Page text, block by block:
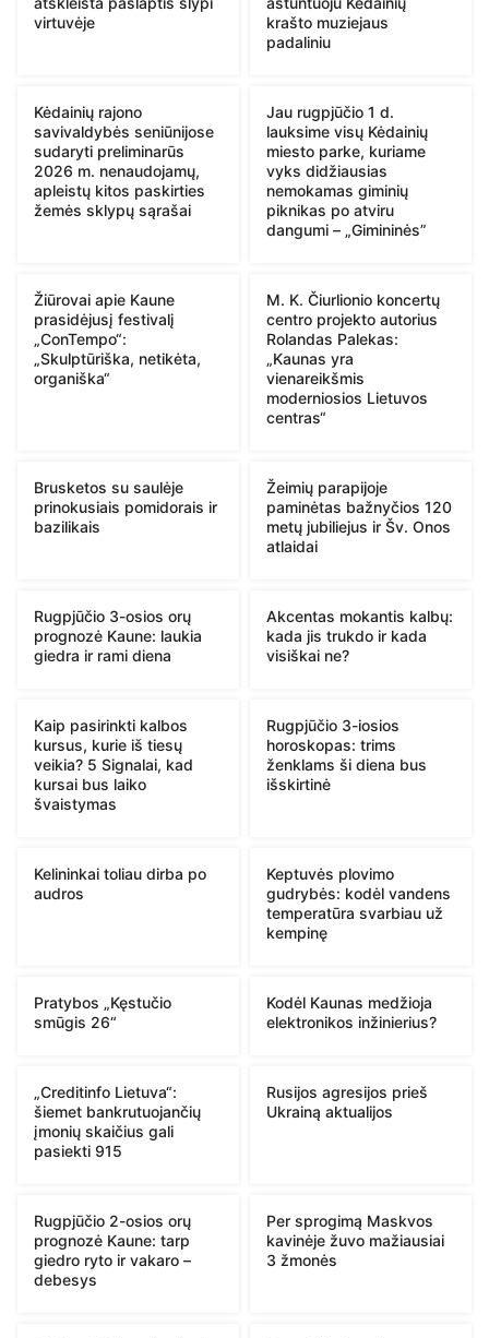
virtuvėje
krašto muziejaus
padaliniu
Kėdainių rajono
savivaldybės seniūnijose
sudaryti preliminarūs
2026 m. nenaudojamų,
apleistų kitos paskirties
žemės sklypų sąrašai
Jau rugpjūčio 1 d.
lauksime visų Kėdainių
miesto parke, kuriame
vyks didžiausias
nemokamas giminių
piknikas po atviru
dangumi – „Gimininės”
Žiūrovai apie Kaune
prasidėjusį festivalį
„ConTempo“:
„Skulptūriška, netikėta,
organiška“
M. K. Čiurlionio koncertų
centro projekto autorius
Rolandas Palekas:
„Kaunas yra
vienareikšmis
moderniosios Lietuvos
centras“
Brusketos su saulėje
prinokusiais pomidorais ir
bazilikais
Žeimių parapijoje
paminėtas bažnyčios 120
metų jubiliejus ir Šv. Onos
atlaidai
Rugpjūčio 3-osios orų
prognozė Kaune: laukia
giedra ir rami diena
Akcentas mokantis kalbų:
kada jis trukdo ir kada
visiškai ne?
Kaip pasirinkti kalbos
kursus, kurie iš tiesų
veikia? 5 Signalai, kad
kursai bus laiko
švaistymas
Rugpjūčio 3-iosios
horoskopas: trims
ženklams ši diena bus
išskirtinė
Kelininkai toliau dirba po
audros
Keptuvės plovimo
gudrybės: kodėl vandens
temperatūra svarbiau už
kempinę
Pratybos „Kęstučio
smūgis 26“
Kodėl Kaunas medžioja
elektronikos inžinierius?
„Creditinfo Lietuva“:
šiemet bankrutuojančių
įmonių skaičius gali
pasiekti 915
Rusijos agresijos prieš
Ukrainą aktualijos
Rugpjūčio 2-osios orų
prognozė Kaune: tarp
giedro ryto ir vakaro –
debesys
Per sprogimą Maskvos
kavinėje žuvo mažiausiai
3 žmonės